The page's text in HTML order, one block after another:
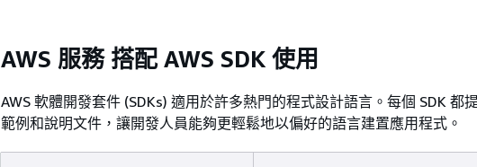
AWS 服務 搭配 AWS SDK 使用
AWS 軟體開發套件 (SDKs) 適用於許多熱門的程式設計語言。每個 SDK 都
範例和說明文件，讓開發人員能夠更輕鬆地以偏好的語言建置應用程式。